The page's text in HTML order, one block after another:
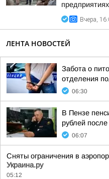
предприятиях
Вчера,
ЛЕНТА НОВОСТЕЙ
Забота о
отделения
06:30
В Пензе
рублей
06:07
Сняты ограничения в
Украина.ру
05:12